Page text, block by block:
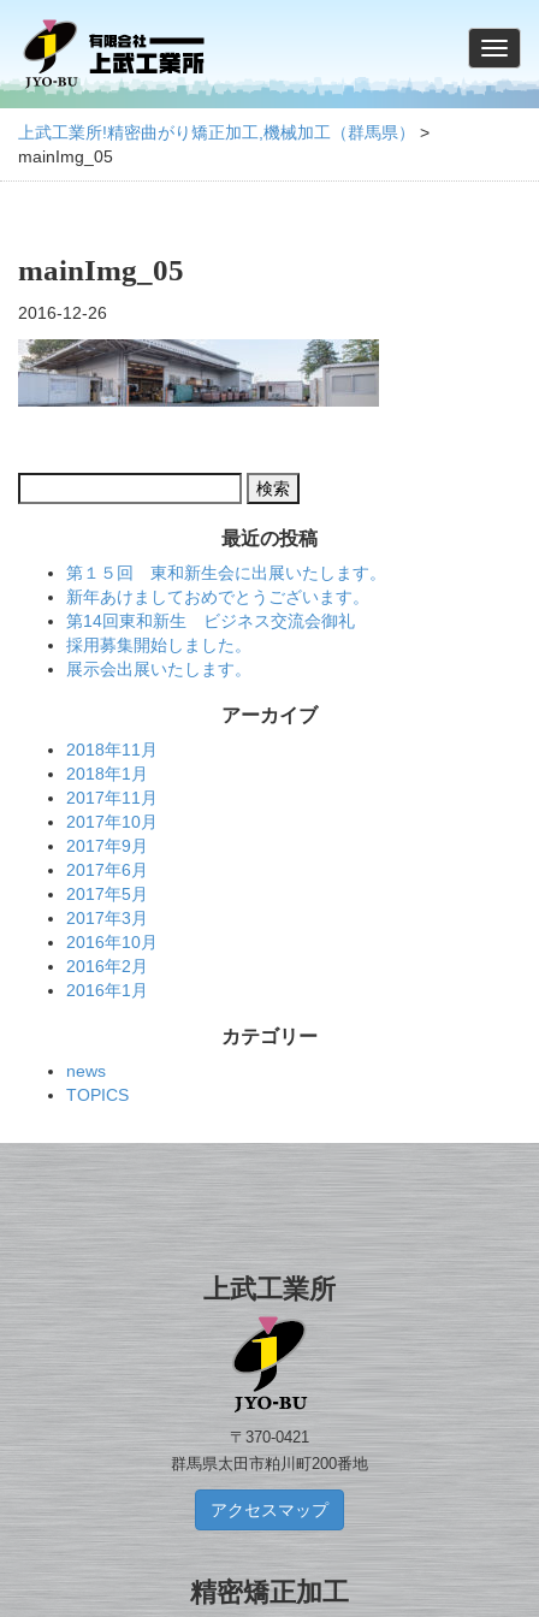
上武工業所!精密曲がり矯正加工,機械加工（群馬県）
>
mainImg_05
mainImg_05
2016-12-26
索:
最近の投稿
第１５回 東和新生会に出展いたします。
新年あけましておめでとうございます。
第14回東和新生 ビジネス交流会御礼
採用募集開始しました。
展示会出展いたします。
アーカイブ
2018年11月
2018年1月
2017年11月
2017年10月
2017年9月
2017年6月
2017年5月
2017年3月
2016年10月
2016年2月
2016年1月
カテゴリー
news
TOPICS
上武工業所
〒370-0421
群馬県太田市粕川町200番地
アクセスマップ
精密矯正加工